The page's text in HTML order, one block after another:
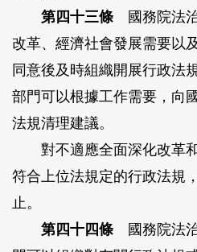
第四十三條國務院法治
改革、經濟社會發展需要以
同意後及時組織開展行政法
部門可以根據工作需要，向
法規清理建議。
對不適應全面深化改革和
符合上位法規定的行政法規
止。
第四十四條國務院法治